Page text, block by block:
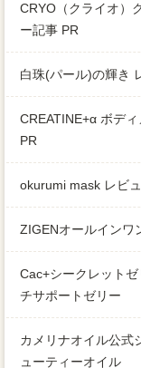
CRYO（クライオ）
ー記事 PR
白珠(パール)の輝き
CREATINE+α ボデ
PR
okurumi mask レビ
ZIGENオールインワ
Cac+シークレット
チサポートゼリー
カメリナオイル公式
ューティーオイル